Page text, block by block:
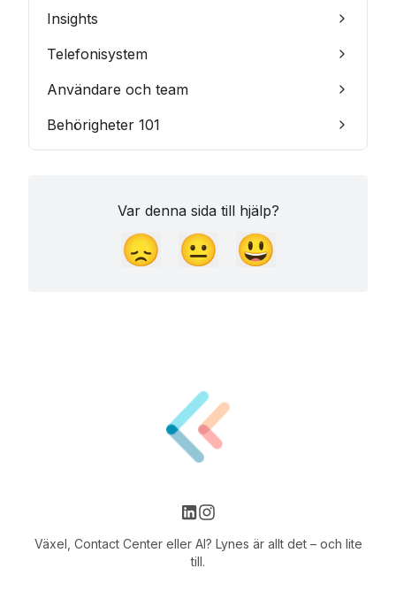
Insights
Telefonisystem
Användare och team
Behörigheter 101
Var denna sida till hjälp?
😞 😐 😃
Växel, Contact Center eller AI? Lynes är allt det – och lite
till.